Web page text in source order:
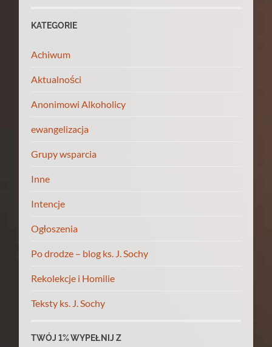
KATEGORIE
Achiwum
Aktualności
Anonimowi Alkoholicy
ewangelizacja
Grupy wsparcia
Inne
Intencje
Ogłoszenia
Po drodze – blog ks. J. Sochy
Rekolekcje i Homilie
Teksty ks. J. Sochy
TWÓJ 1% WYPEŁNIJ Z